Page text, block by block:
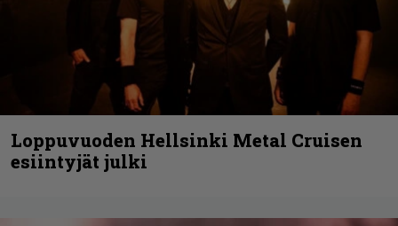
Loppuvuoden Hellsinki Metal Cruisen
esiintyjät julki